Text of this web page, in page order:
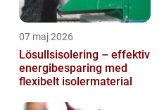
07 maj 2026
Lösullsisolering – effektiv
energibesparing med
flexibelt isolermaterial